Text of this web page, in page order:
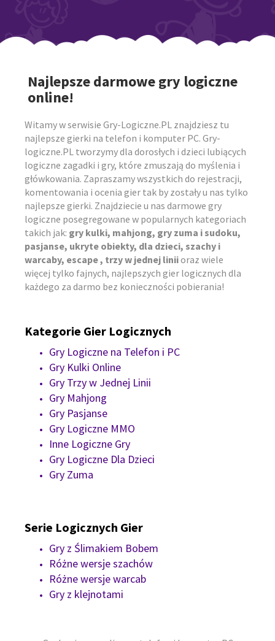
Najlepsze darmowe gry logiczne
online!
Witamy w serwisie Gry-Logiczne.PL znajdziesz tu
najlepsze gierki na telefon i komputer PC. Gry-
logiczne.PL tworzymy dla dorosłych i dzieci lubiących
logiczne zagadki i gry, które zmuszają do myślenia i
główkowania. Zapraszamy wszystkich do rejestracji,
komentowania i ocenia gier tak by zostały u nas tylko
najlepsze gierki. Znajdziecie u nas darmowe gry
logiczne posegregowane w popularnych kategoriach
takich jak: gry kulki, mahjong, gry zuma i sudoku,
pasjanse, ukryte obiekty, dla dzieci, szachy i
warcaby, escape , trzy w jednej liniioraz wiele
więcej tylko fajnych, najlepszych gier logicznych dla
każdego za darmo bez konieczności pobierania!
Kategorie Gier Logicznych
Gry Logiczne na Telefon i PC
Gry Kulki Online
Gry Trzy w Jednej Linii
Gry Mahjong
Gry Pasjanse
Gry Logiczne MMO
Inne Logiczne Gry
Gry Logiczne Dla Dzieci
Gry Zuma
Serie Logicznych Gier
Gry z Ślimakiem Bobem
Różne wersje szachów
Różne wersje warcab
Gry z klejnotami